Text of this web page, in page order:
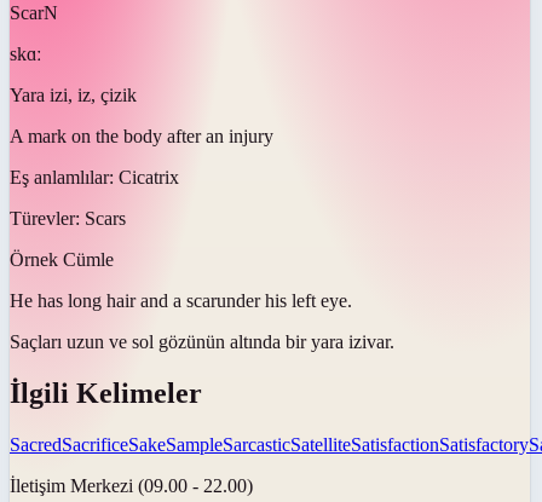
ScarN
skɑː
Yara izi, iz, çizik
A mark on the body after an injury
Eş anlamlılar: Cicatrix
Türevler: Scars
Örnek Cümle
He has long hair and a scarunder his left eye.
Saçları uzun ve sol gözünün altında bir yara izivar.
İlgili Kelimeler
SacredSacrificeSakeSampleSarcasticSatelliteSatisfactionSatisfactory
İletişim Merkezi (09.00 - 22.00)